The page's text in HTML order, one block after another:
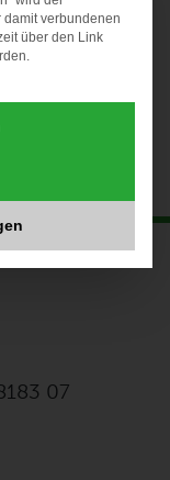
(Fortgeschrittene)
07
verbundenen
über den Link